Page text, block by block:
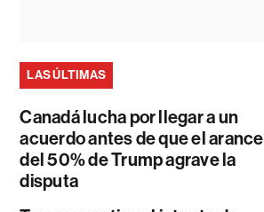
LAS ÚLTIMAS
Canadá lucha por llegar a un
acuerdo antes de que el arancel
del 50% de Trump agrave la
disputa